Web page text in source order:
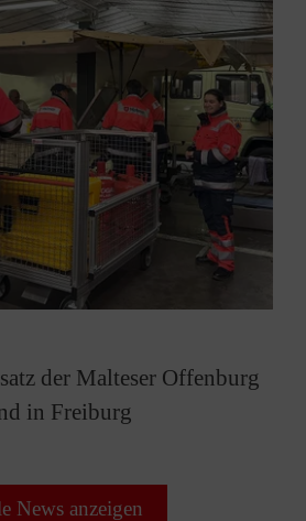
der Malteser Offenburg
in Freiburg
News anzeigen